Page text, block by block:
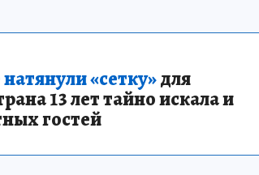
«сетку»для
13 лет тайно искала и
гостей